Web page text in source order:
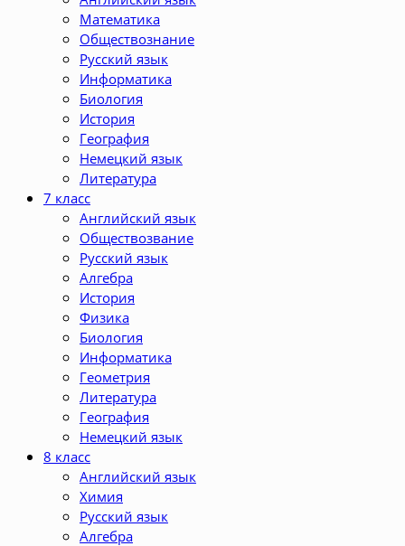
Математика
Обществознание
Русский язык
Информатика
Биология
История
География
Немецкий язык
Литература
7 класс
Английский язык
Обществозвание
Русский язык
Алгебра
История
Физика
Биология
Информатика
Геометрия
Литература
География
Немецкий язык
8 класс
Английский язык
Химия
Русский язык
Алгебра